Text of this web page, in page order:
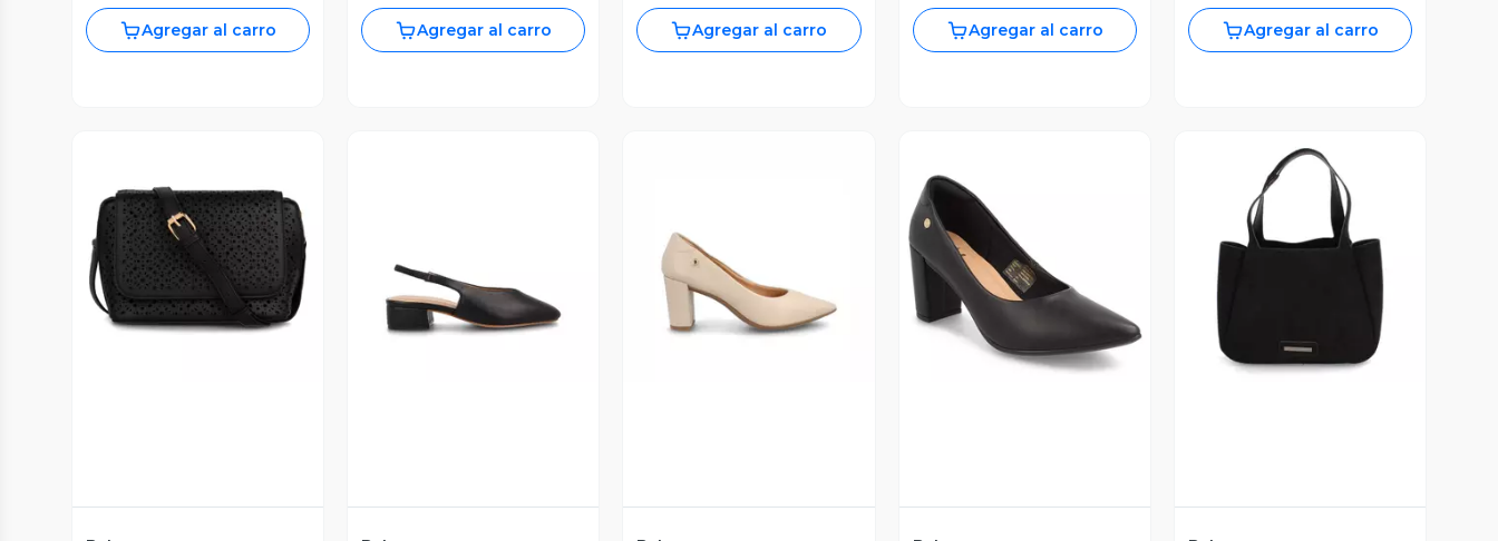
Agregar al carro Agregar al carro Agregar al carro Agregar al carro Agregar al carro
Vista Previa Vista Previa Vista Previa Vista Previa